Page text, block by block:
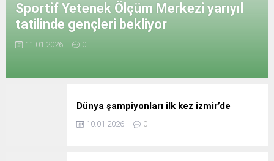
Sportif Yetenek Ölçüm Merkezi yarıyıl
tatilinde gençleri bekliyor
11.01.2026 0
Dünya şampiyonları ilk kez izmir’de
10.01.2026 0